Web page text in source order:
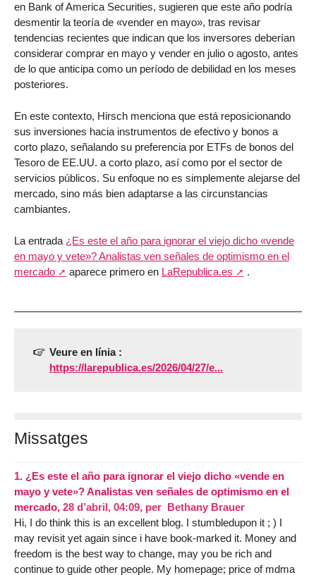
en Bank of America Securities, sugieren que este año podría
desmentir la teoría de «vender en mayo», tras revisar
tendencias recientes que indican que los inversores deberían
considerar comprar en mayo y vender en julio o agosto, antes
de lo que anticipa como un período de debilidad en los meses
posteriores.
En este contexto, Hirsch menciona que está reposicionando
sus inversiones hacia instrumentos de efectivo y bonos a
corto plazo, señalando su preferencia por ETFs de bonos del
Tesoro de EE.UU. a corto plazo, así como por el sector de
servicios públicos. Su enfoque no es simplemente alejarse del
mercado, sino más bien adaptarse a las circunstancias
cambiantes.
La entrada ¿Es este el año para ignorar el viejo dicho «vende
en mayo y vete»? Analistas ven señales de optimismo en el
mercado
aparece primero en LaRepublica.es .
Veure en línia :
https://larepublica.es/2026/04/27/e...
Missatges
1. ¿Es este el año para ignorar el viejo dicho «vende en
mayo y vete»? Analistas ven señales de optimismo en el
mercado, 28 d’abril, 04:09, per Bethany Brauer
Hi, I do think this is an excellent blog. I stumbledupon it ; ) I
may revisit yet again since i have book-marked it. Money and
freedom is the best way to change, may you be rich and
continue to guide other people. My homepage; price of mdma